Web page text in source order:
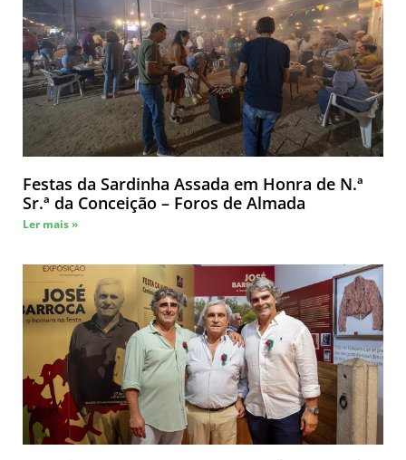
Festas da Sardinha Assada em Honra de N.ª
Sr.ª da Conceição – Foros de Almada
Ler mais »